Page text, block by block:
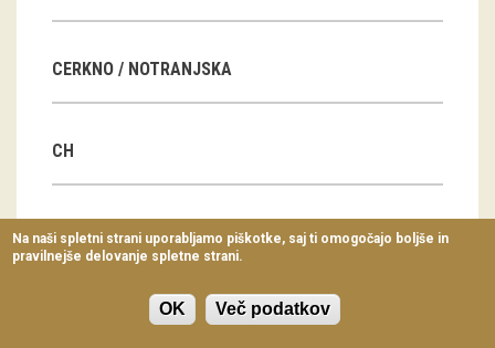
Arhiv razstav
dogodki
Predavanja
Delavnice
Vodeni ogledi
CERKNO / NOTRANJSKA
CH
CN
Na naši spletni strani uporabljamo piškotke, saj ti omogočajo boljše in
pravilnejše delovanje spletne strani.
OK Več podatkov